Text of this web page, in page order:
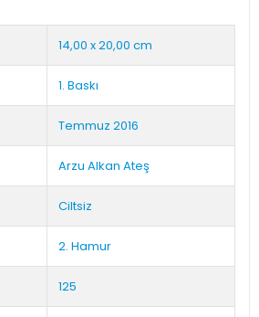
14,00 x 20,00 cm
1. Baskı
Temmuz 2016
Arzu Alkan Ateş
Ciltsiz
2. Hamur
125